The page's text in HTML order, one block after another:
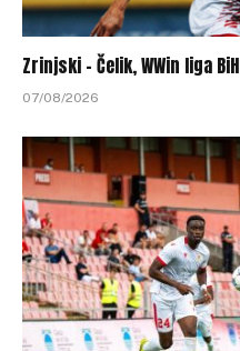
Zrinjski – Čelik, WWin liga BiH
07/08/2026